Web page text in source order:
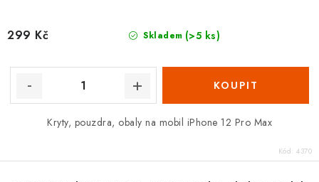
Skladem (>5 ks)
299 Kč
Kryty, pouzdra, obaly na mobil iPhone 12 Pro Max
Kód: 4370